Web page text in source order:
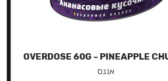
OVERDOSE 60G – PINEAPPLE
אננס